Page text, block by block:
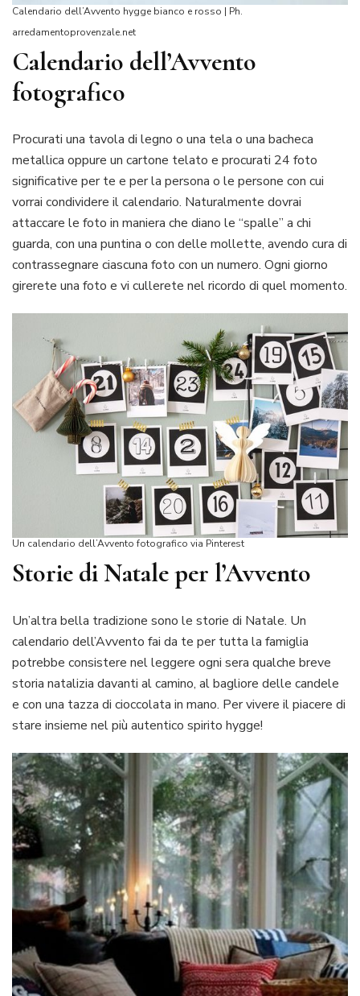
Calendario dell’Avvento hygge bianco e rosso | Ph.
arredamentoprovenzale.net
Calendario dell’Avvento
fotografico
Procurati una tavola di legno o una tela o una bacheca
metallica oppure un cartone telato e procurati 24 foto
significative per te e per la persona o le persone con cui
vorrai condividere il calendario. Naturalmente dovrai
attaccare le foto in maniera che diano le “spalle” a chi
guarda, con una puntina o con delle mollette, avendo cura di
contrassegnare ciascuna foto con un numero. Ogni giorno
girerete una foto e vi cullerete nel ricordo di quel momento.
Un calendario dell’Avvento fotografico via Pinterest
Storie di Natale per l’Avvento
Un’altra bella tradizione sono le storie di Natale. Un
calendario dell’Avvento fai da te per tutta la famiglia
potrebbe consistere nel leggere ogni sera qualche breve
storia natalizia davanti al camino, al bagliore delle candele
e con una tazza di cioccolata in mano. Per vivere il piacere di
stare insieme nel più autentico spirito hygge!